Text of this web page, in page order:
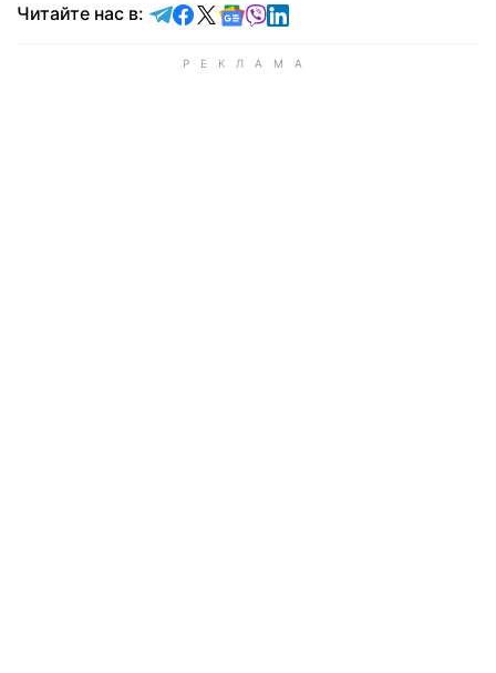
Читайте нас в: Читайте в Telegram
Читайте в Facebook
Читайте в X
Читайте в Google news
Читайте в Viber
Читайте в LinkedIn